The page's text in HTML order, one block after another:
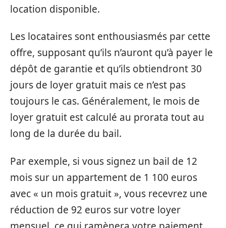
location disponible.
Les locataires sont enthousiasmés par cette
offre, supposant qu’ils n’auront qu’à payer le
dépôt de garantie et qu’ils obtiendront 30
jours de loyer gratuit mais ce n’est pas
toujours le cas. Généralement, le mois de
loyer gratuit est calculé au prorata tout au
long de la durée du bail.
Par exemple, si vous signez un bail de 12
mois sur un appartement de 1 100 euros
avec « un mois gratuit », vous recevrez une
réduction de 92 euros sur votre loyer